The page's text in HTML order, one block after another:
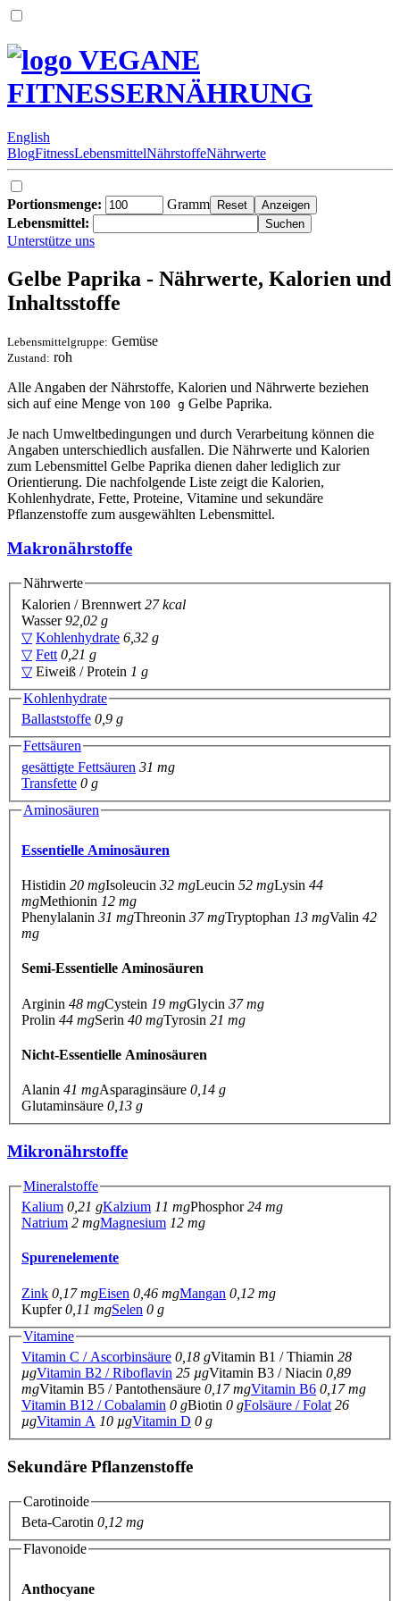
VEGANE
FITNESSERNÄHRUNG
English
BlogFitnessLebensmittelNährstoffeNährwerte
Portionsmenge:
Gramm
Lebensmittel:
Unterstütze uns
Gelbe Paprika - Nährwerte, Kalorien und
Inhaltsstoffe
Lebensmittelgruppe: Gemüse
Zustand: roh
Alle Angaben der Nährstoffe, Kalorien und Nährwerte beziehen
sich auf eine Menge von 100 g Gelbe Paprika.
Je nach Umweltbedingungen und durch Verarbeitung können die
Angaben unterschiedlich ausfallen. Die Nährwerte und Kalorien
zum Lebensmittel Gelbe Paprika dienen daher lediglich zur
Orientierung. Die nachfolgende Liste zeigt die Kalorien,
Kohlenhydrate, Fette, Proteine, Vitamine und sekundäre
Pflanzenstoffe zum ausgewählten Lebensmittel.
Makronährstoffe
Nährwerte
Kalorien / Brennwert 27 kcal
Wasser92,02 g
▽ Kohlenhydrate 6,32 g
▽ Fett 0,21 g
▽ Eiweiß / Protein 1 g
Kohlenhydrate
Ballaststoffe 0,9 g
Fettsäuren
gesättigte Fettsäuren 31 mg
Transfette 0 g
Aminosäuren
Essentielle Aminosäuren
Histidin 20 mgIsoleucin 32 mgLeucin 52 mgLysin 44
mgMethionin 12 mg
Phenylalanin 31 mgThreonin 37 mgTryptophan 13 mgValin 42
mg
Semi-Essentielle Aminosäuren
Arginin 48 mgCystein 19 mgGlycin 37 mg
Prolin 44 mgSerin 40 mgTyrosin 21 mg
Nicht-Essentielle Aminosäuren
Alanin 41 mgAsparaginsäure 0,14 g
Glutaminsäure 0,13 g
Mikronährstoffe
Mineralstoffe
Kalium 0,21 gKalzium 11 mgPhosphor24 mg
Natrium 2 mgMagnesium 12 mg
Spurenelemente
Zink 0,17 mgEisen 0,46 mgMangan 0,12 mg
Kupfer0,11 mgSelen 0 g
Vitamine
Vitamin C / Ascorbinsäure 0,18 gVitamin B1 / Thiamin 28
µgVitamin B2 / Riboflavin 25 µgVitamin B3 / Niacin 0,89
mgVitamin B5 / Pantothensäure 0,17 mgVitamin B6 0,17 mg
Vitamin B12 / Cobalamin 0 gBiotin 0 gFolsäure / Folat 26
µgVitamin A 10 µgVitamin D 0 g
Sekundäre Pflanzenstoffe
Carotinoide
Beta-Carotin 0,12 mg
Flavonoide
Anthocyane